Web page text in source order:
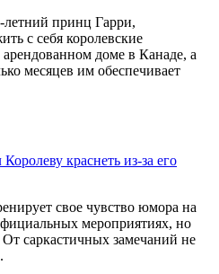
принц Гарри,
с себя королевские
доме в Канаде, а
месяцев им обеспечивает
краснеть из-за его
свое чувство юмора на
мероприятиях, но
саркастичных замечаний не